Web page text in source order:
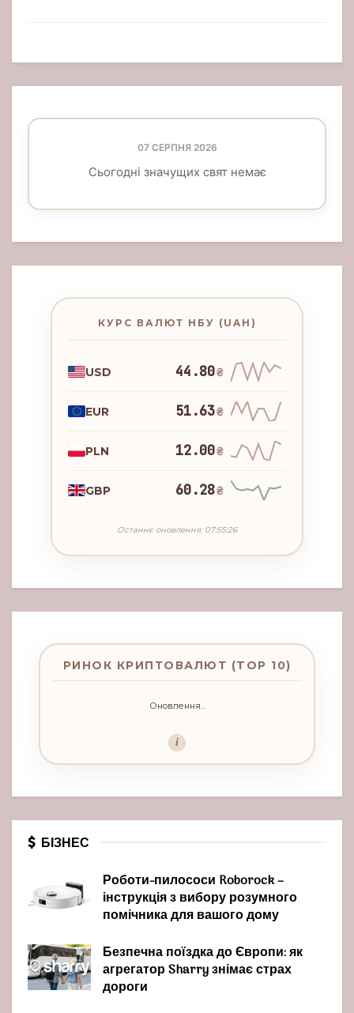
07 СЕРПНЯ 2026
Сьогодні значущих свят немає
КУРС ВАЛЮТ НБУ (UAH)
USD 44.80₴
EUR 51.63₴
PLN 12.00₴
GBP 60.28₴
Останнє оновлення: 07:55:26
РИНОК КРИПТОВАЛЮТ (TOP 10)
Оновлення...
i
БІЗНЕС
Роботи-пилососи Roborock –
інструкція з вибору розумного
помічника для вашого дому
Безпечна поїздка до Європи: як
агрегатор Sharry знімає страх
дороги